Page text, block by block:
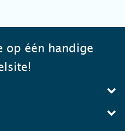
op één handige